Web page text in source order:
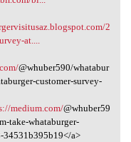
2
at....
@whuber590/whatabur
customer-survey-
medium.com/@whuber59
take-whataburger-
34531b395b19</a>